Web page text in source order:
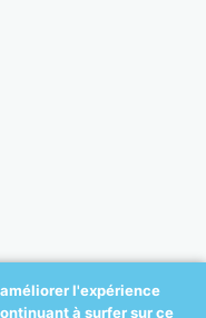
l'expérience
à surfer sur ce